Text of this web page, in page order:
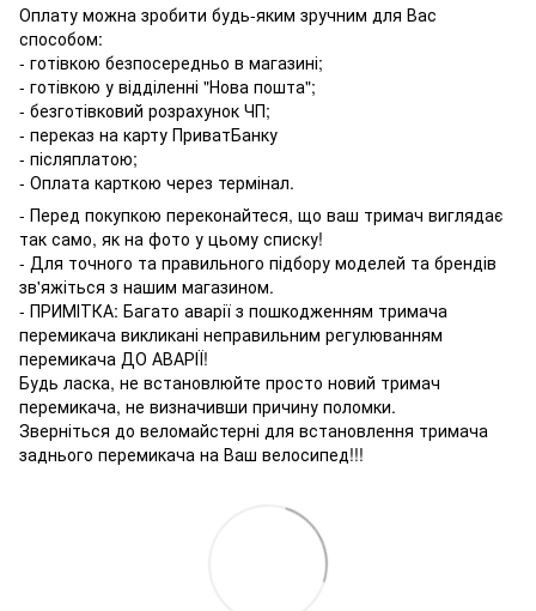
Оплату можна зробити будь-яким зручним для Вас
способом:
- готівкою безпосередньо в магазині;
- готівкою у відділенні "Нова пошта";
- безготівковий розрахунок ЧП;
- переказ на карту ПриватБанку
- післяплатою;
- Оплата карткою через термінал.
- Перед покупкою переконайтеся, що ваш тримач виглядає
так само, як на фото у цьому списку!
- Для точного та правильного підбору моделей та брендів
зв'яжіться з нашим магазином.
- ПРИМІТКА: Багато аварії з пошкодженням тримача
перемикача викликані неправильним регулюванням
перемикача ДО АВАРІЇ!
Будь ласка, не встановлюйте просто новий тримач
перемикача, не визначивши причину поломки.
Зверніться до веломайстерні для встановлення тримача
заднього перемикача на Ваш велосипед!!!